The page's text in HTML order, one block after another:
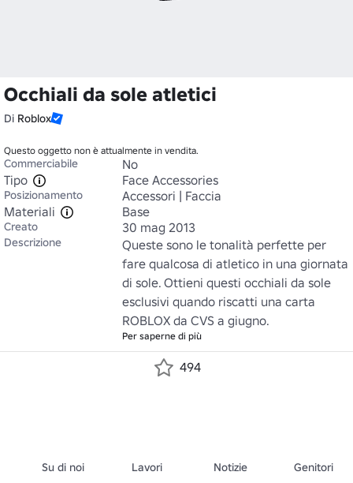
Occhiali da sole atletici
Di Roblox
Questo oggetto non è attualmente in vendita.
Commerciabile
No
Tipo
Face Accessories
Posizionamento
Accessori | Faccia
Materiali
Base
Creato 30 mag 2013
Descrizione
Queste sono le tonalità perfette per
fare qualcosa di atletico in una giornata
di sole. Ottieni questi occhiali da sole
esclusivi quando riscatti una carta
ROBLOX da CVS a giugno.
Per saperne di più
494
Su di noi Lavori Notizie Genitori